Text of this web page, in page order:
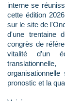
interne se
cette édition
sur le site de
d'une trentaine
congrès de
vitalité d’un
pronostic et la